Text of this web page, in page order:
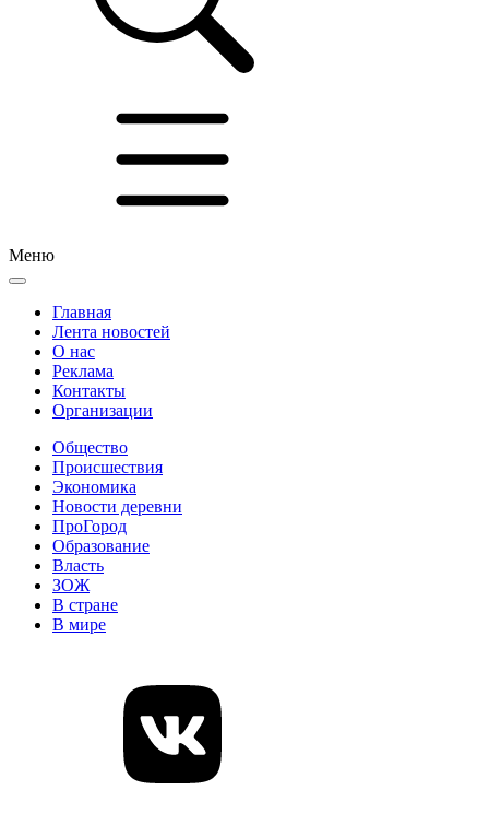
Меню
Главная
Лента новостей
О нас
Реклама
Контакты
Организации
Общество
Происшествия
Экономика
Новости деревни
ПроГород
Образование
Власть
ЗОЖ
В стране
В мире